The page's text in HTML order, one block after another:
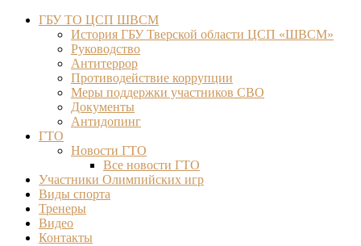
ГБУ ТО ЦСП ШВСМ
История ГБУ Тверской области ЦСП «ШВСМ»
Руководство
Антитеррор
Противодействие коррупции
Меры поддержки участников СВО
Документы
Антидопинг
ГТО
Новости ГТО
Все новости ГТО
Участники Олимпийских игр
Виды спорта
Тренеры
Видео
Контакты